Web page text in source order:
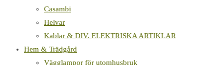
Casambi
Helvar
Kablar & DIV. ELEKTRISKA ARTIKLAR
Hem & Trädgård
Vägglampor för utomhusbruk